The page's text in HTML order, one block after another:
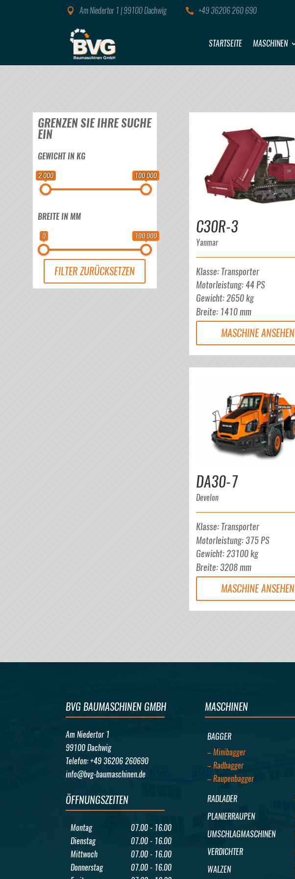
 Am Niedertor 1 | 99100 Dachwig  +49 36206 260 690
STARTSEITE MASCHINEN
GRENZEN SIE IHRE SUCHE
EIN
GEWICHT IN KG
2 000 100 000
BREITE IN MM
0 100 000
FILTER ZURÜCKSETZEN
C30R-3
Yanmar
Klasse: Transporter
Motorleistung:44 PS
Gewicht:2650kg
Breite: 1410mm
MASCHINE ANSEHEN
DA30-7
Develon
Klasse: Transporter
Motorleistung:375 PS
Gewicht:23100kg
Breite:3208mm
MASCHINE ANSEHEN
BVG BAUMASCHINEN GMBH
Am Niedertor 1
99100 Dachwig
Telefon: +49 36206 260690
info@bvg-baumaschinen.de
ÖFFNUNGSZEITEN
Montag
07.00 - 16.00
Dienstag
07.00 - 16.00
Mittwoch
07.00 - 16.00
Donnerstag
07.00 - 16.00
MASCHINEN
BAGGER
– Minibagger
– Radbagger
– Raupenbagger
RADLADER
PLANIERRAUPEN
UMSCHLAGMASCHINEN
VERDICHTER
WALZEN